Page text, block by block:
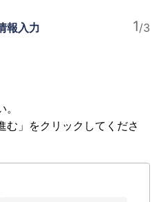
報入力
む」をクリックしてくださ